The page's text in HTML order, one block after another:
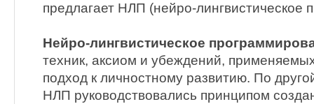
предлагает НЛП (нейро-лингвистическое
Нейро-лингвистическое
техник, аксиом и убеждений,
подход к личностному развитию. По
НЛП руководствовались принципом